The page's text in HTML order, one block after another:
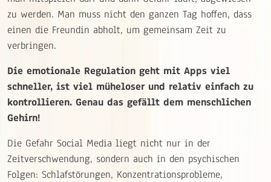
zu werden. Man muss nicht den ganzen Tag hoffen, dass
einen die Freundin abholt, um gemeinsam Zeit zu
verbringen.
Die emotionale Regulation geht mit Apps viel
schneller, ist viel müheloser und relativ einfach zu
kontrollieren. Genau das gefällt dem menschlichen
Gehirn!
Die Gefahr Social Media liegt nicht nur in der
Zeitverschwendung, sondern auch in den psychischen
Folgen: Schlafstörungen, Konzentrationsprobleme,